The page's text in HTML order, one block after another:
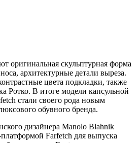
оригинальная скульптурная форма
архитектурные детали выреза.
цвета подкладки, также
Ротко. В итоге модели капсульной
стали своего рода новым
обувного бренда.
дизайнера Manolo Blahnik
Farfetch для выпуска